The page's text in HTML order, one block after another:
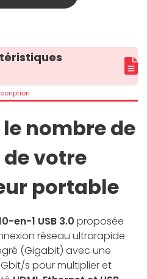
nombre de
votre
portable
en-1 USB 3.0 proposée
réseau ultrarapide
(Gigabit) avec une
s pour multiplier et